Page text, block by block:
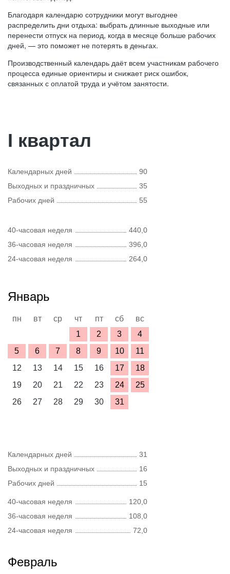
Благодаря календарю сотрудники могут выгоднее
распределить дни отдыха: выбрать длинные выходные или
перенести отпуск на период, когда в месяце больше рабочих
дней, — это поможет не потерять в деньгах.
Производственный календарь даёт всем участникам рабочего
процесса единые ориентиры и снижает риск ошибок,
связанных с оплатой труда и учётом занятости.
I квартал
Календарных дней
90
Выходных и праздничных
35
Рабочих дней
55
40-часовая неделя
440,0
36-часовая неделя
396,0
24-часовая неделя
264,0
Январь
пн вт ср чт пт сб
вс
1
2 3
4
5
6 7 8 9 10
11
12
13 14 15 16 17
18
19
20 21 22 23 24
25
26
27 28 29 30 31
Календарных дней
31
Выходных и праздничных
16
Рабочих дней
15
40-часовая неделя
120,0
36-часовая неделя
108,0
24-часовая неделя
72,0
Февраль